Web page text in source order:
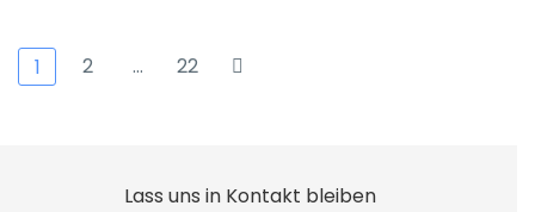
1 2 … 22
Lass uns in Kontakt bleiben